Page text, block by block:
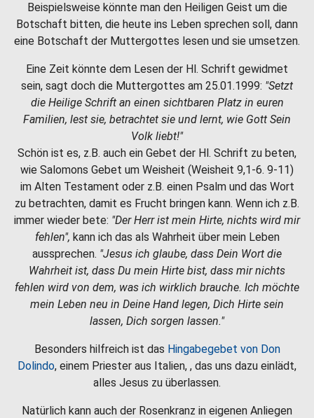
Beispielsweise könnte man den Heiligen Geist um die
Botschaft bitten, die heute ins Leben sprechen soll, dann
eine Botschaft der Muttergottes lesen und sie umsetzen.
Eine Zeit könnte dem Lesen der Hl. Schrift gewidmet
sein, sagt doch die Muttergottes am 25.01.1999: "Setzt
die Heilige Schrift an einen sichtbaren Platz in euren
Familien, lest sie, betrachtet sie und lernt, wie Gott Sein
Volk liebt!"
Schön ist es, z.B. auch ein Gebet der Hl. Schrift zu beten,
wie Salomons Gebet um Weisheit (Weisheit 9,1-6. 9-11)
im Alten Testament oder z.B. einen Psalm und das Wort
zu betrachten, damit es Frucht bringen kann. Wenn ich z.B.
immer wieder bete: "Der Herr ist mein Hirte, nichts wird mir
fehlen", kann ich das als Wahrheit über mein Leben
aussprechen. "Jesus ich glaube, dass Dein Wort die
Wahrheit ist, dass Du mein Hirte bist, dass mir nichts
fehlen wird von dem, was ich wirklich brauche. Ich möchte
mein Leben neu in Deine Hand legen, Dich Hirte sein
lassen, Dich sorgen lassen."
Besonders hilfreich ist das Hingabegebet von Don
Dolindo, einem Priester aus Italien, , das uns dazu einlädt,
alles Jesus zu überlassen.
Natürlich kann auch der Rosenkranz in eigenen Anliegen